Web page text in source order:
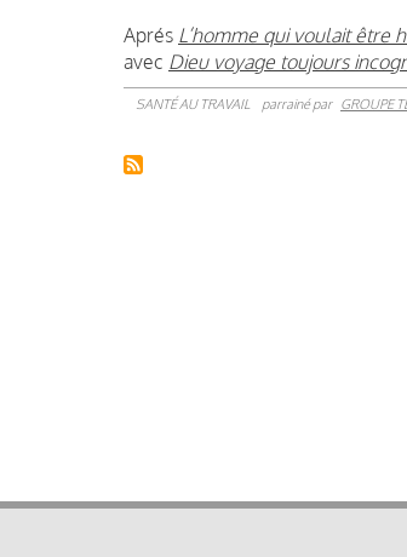
Aprés L’homme qui voulait être
avec Dieu voyage toujours
SANTÉ AU TRAVAIL parrainé par GROUPE